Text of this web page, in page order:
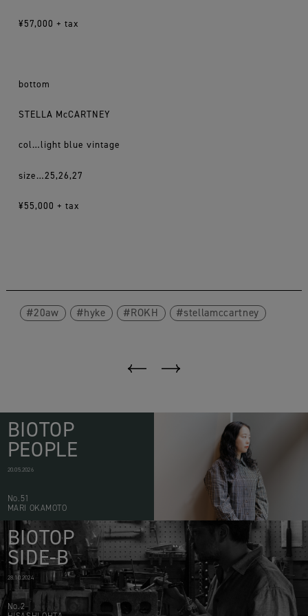
¥57,000 + tax
bottom
STELLA McCARTNEY
col…light blue vintage
size…25,26,27
¥55,000 + tax
20aw hyke ROKH stellamccartney
BIOTOP
PEOPLE
20.05.2026
No.51
MARI OKAMOTO
BIOTOP
SIDE-B
28.10.2024
No.2